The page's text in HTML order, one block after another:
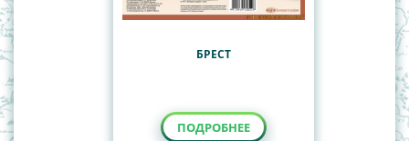
БРЕСТ
ПОДРОБНЕЕ